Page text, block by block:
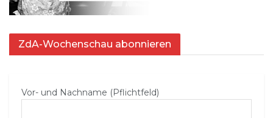
ZdA-Wochenschau abonnieren
Vor- und Nachname (Pflichtfeld)